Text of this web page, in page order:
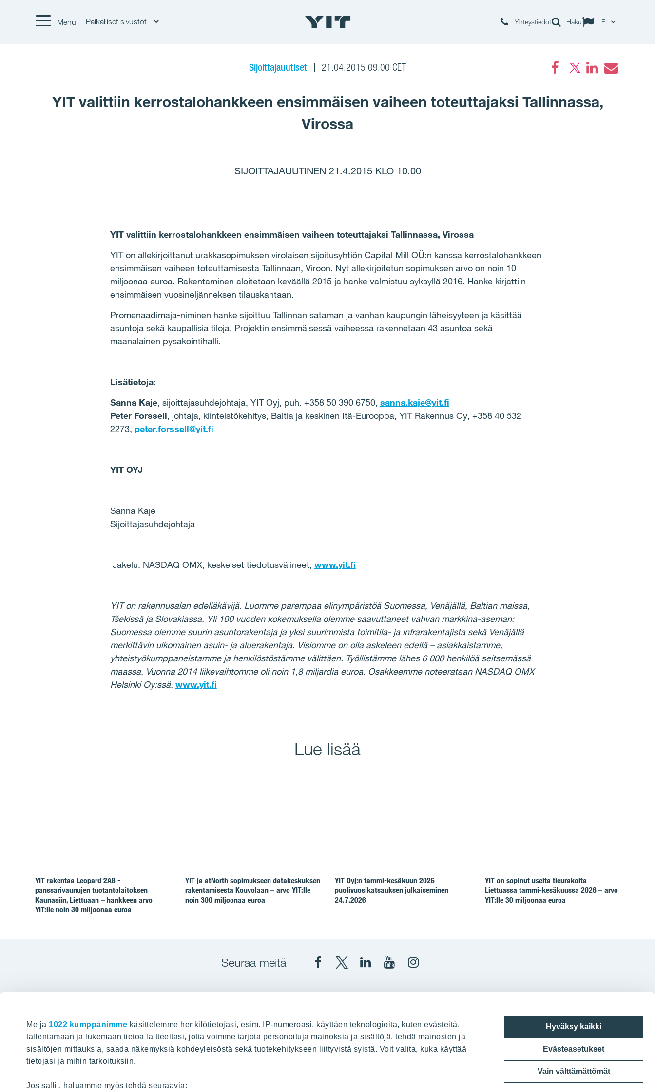
Me ja 1022 kumppanimme käsittelemme henkilötietojasi, esim. IP-numeroasi, käyttäen teknologioita, kuten evästeitä,
tallentamaan ja lukemaan tietoa laitteeltasi, jotta voimme tarjota personoituja mainoksia ja sisältöjä, tehdä mainosten ja
sisältöjen mittauksia, saada näkemyksiä kohdeyleisöstä sekä tuotekehitykseen liittyvistä syistä. Voit valita, kuka käyttää
tietojasi ja mihin tarkoituksiin.
Jos sallit, haluamme myös tehdä seuraavia:
Hyväksy kaikki
Evästeasetukset
Vain välttämättömät
Menu Paikalliset sivustot Yhteystiedot Haku FI
Sijoittajauutiset 21.04.2015 09.00 CET
YIT valittiin kerrostalohankkeen ensimmäisen vaiheen toteuttajaksi Tallinnassa,
Virossa
SIJOITTAJAUUTINEN 21.4.2015 KLO 10.00
YIT valittiin kerrostalohankkeen ensimmäisen vaiheen toteuttajaksi Tallinnassa, Virossa
YIT on allekirjoittanut urakkasopimuksen virolaisen sijoitusyhtiön Capital Mill OÜ:n kanssa kerrostalohankkeen
ensimmäisen vaiheen toteuttamisesta Tallinnaan, Viroon. Nyt allekirjoitetun sopimuksen arvo on noin 10
miljoonaa euroa. Rakentaminen aloitetaan keväällä 2015 ja hanke valmistuu syksyllä 2016. Hanke kirjattiin
ensimmäisen vuosineljänneksen tilauskantaan.
Promenaadimaja-niminen hanke sijoittuu Tallinnan sataman ja vanhan kaupungin läheisyyteen ja käsittää
asuntoja sekä kaupallisia tiloja. Projektin ensimmäisessä vaiheessa rakennetaan 43 asuntoa sekä
maanalainen pysäköintihalli.
Lisätietoja:
Sanna Kaje, sijoittajasuhdejohtaja, YIT Oyj, puh. +358 50 390 6750, sanna.kaje@yit.fi
Peter Forssell, johtaja, kiinteistökehitys, Baltia ja keskinen Itä-Eurooppa, YIT Rakennus Oy, +358 40 532
2273, peter.forssell@yit.fi
YIT OYJ
Sanna Kaje
Sijoittajasuhdejohtaja
Jakelu: NASDAQ OMX, keskeiset tiedotusvälineet, www.yit.fi
YIT on rakennusalan edelläkävijä. Luomme parempaa elinympäristöä Suomessa, Venäjällä, Baltian maissa,
Tšekissä ja Slovakiassa. Yli 100 vuoden kokemuksella olemme saavuttaneet vahvan markkina-aseman:
Suomessa olemme suurin asuntorakentaja ja yksi suurimmista toimitila- ja infrarakentajista sekä Venäjällä
merkittävin ulkomainen asuin- ja aluerakentaja. Visiomme on olla askeleen edellä – asiakkaistamme,
yhteistyökumppaneistamme ja henkilöstöstämme välittäen. Työllistämme lähes 6 000 henkilöä seitsemässä
maassa. Vuonna 2014 liikevaihtomme oli noin 1,8 miljardia euroa. Osakkeemme noteerataan NASDAQ OMX
Helsinki Oy:ssä. www.yit.fi
Lue lisää
YIT rakentaa Leopard 2A8 -
panssarivaunujen tuotantolaitoksen
Kaunasiin, Liettuaan – hankkeen arvo
YIT:lle noin 30 miljoonaa euroa
YIT ja atNorth sopimukseen datakeskuksen
rakentamisesta Kouvolaan – arvo YIT:lle
noin 300 miljoonaa euroa
YIT Oyj:n tammi-kesäkuun 2026
puolivuosikatsauksen julkaiseminen
24.7.2026
YIT on sopinut useita tieurakoita
Liettuassa tammi-kesäkuussa 2026 – arvo
YIT:lle 30 miljoonaa euroa
Seuraa meitä
YITYITCorporation
Corporation
YIT
Hyvin rakennettu huominen
HAKU
Tietoa YIT:stä
Töihin meille
Projektit
Myytävät asunnot
Vuokrattavat toimitilat
Panuntie 11, PL 36, 00620 Helsinki
020 433 111